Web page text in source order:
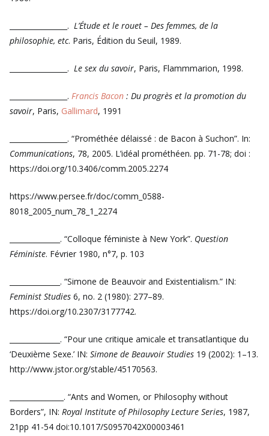
________________. L’Étude et le rouet – Des femmes, de la
philosophie, etc. Paris, Édition du Seuil, 1989.
________________. Le sex du savoir, Paris, Flammmarion, 1998.
________________. Francis Bacon : Du progrès et la promotion du
savoir, Paris, Gallimard, 1991
________________. “Prométhée délaissé : de Bacon à Suchon”. In:
Communications, 78, 2005. L’idéal prométhéen. pp. 71-78; doi :
https://doi.org/10.3406/comm.2005.2274
https://www.persee.fr/doc/comm_0588-
8018_2005_num_78_1_2274
______________. “Colloque féministe à New York”. Question
Féministe. Février 1980, n°7, p. 103
______________. “Simone de Beauvoir and Existentialism.” IN:
Feminist Studies 6, no. 2 (1980): 277–89.
https://doi.org/10.2307/3177742.
______________. “Pour une critique amicale et transatlantique du
‘Deuxième Sexe.’ IN: Simone de Beauvoir Studies 19 (2002): 1–13.
http://www.jstor.org/stable/45170563.
_______________. “Ants and Women, or Philosophy without
Borders”, IN: Royal Institute of Philosophy Lecture Series, 1987,
21pp 41-54 doi:10.1017/S0957042X00003461